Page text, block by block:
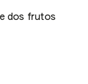
dos frutos